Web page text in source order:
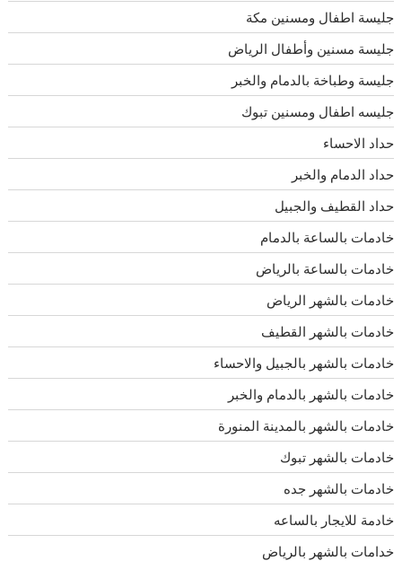
جليسة اطفال ومسنين مكة
جليسة مسنين وأطفال الرياض
جليسة وطباخة بالدمام والخبر
جليسه اطفال ومسنين تبوك
حداد الاحساء
حداد الدمام والخبر
حداد القطيف والجبيل
خادمات بالساعة بالدمام
خادمات بالساعة بالرياض
خادمات بالشهر الرياض
خادمات بالشهر القطيف
خادمات بالشهر بالجبيل والاحساء
خادمات بالشهر بالدمام والخبر
خادمات بالشهر بالمدينة المنورة
خادمات بالشهر تبوك
خادمات بالشهر جده
خادمة للايجار بالساعه
خدامات بالشهر بالرياض